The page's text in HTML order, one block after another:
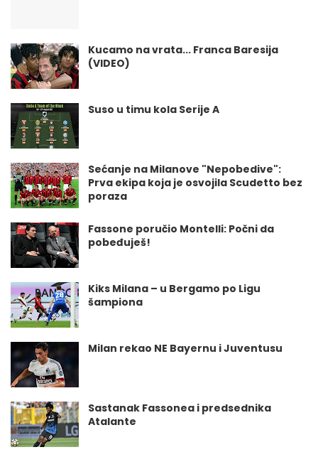
Kucamo na vrata... Franca Baresija
(VIDEO)
Suso u timu kola Serije A
Sećanje na Milanove "Nepobedive":
Prva ekipa koja je osvojila Scudetto bez
poraza
Fassone poručio Montelli: Počni da
pobeđuješ!
Kiks Milana – u Bergamo po Ligu
šampiona
Milan rekao NE Bayernu i Juventusu
Sastanak Fassonea i predsednika
Atalante